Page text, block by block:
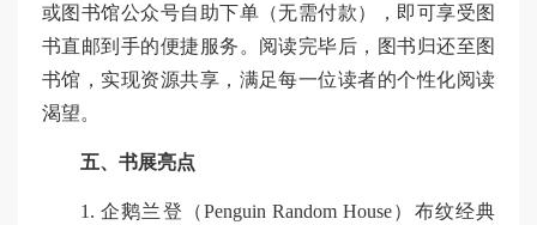
或图书馆公众号自助下单（无需付款），即可享受图
书直邮到手的便捷服务。阅读完毕后，图书归还至图
书馆，实现资源共享，满足每一位读者的个性化阅读
渴望。
五、书展亮点
1. 企鹅兰登（Penguin Random House）布纹经典